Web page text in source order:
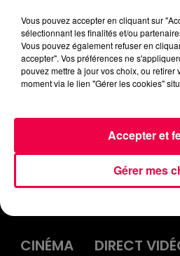
DJ MAGOUILLE DU
MELISSA DE
INFOS
CINÉMA
DIRECT
Vous pouvez accepter en cliquant sur
sélectionnant les finalités et/ou
Vous pouvez également refuser en
accepter". Vos préférences ne
pouvez mettre à jour vos choix, ou retirer
moment via le lien "Gérer les cookies"
Gérer mes
Accepter et